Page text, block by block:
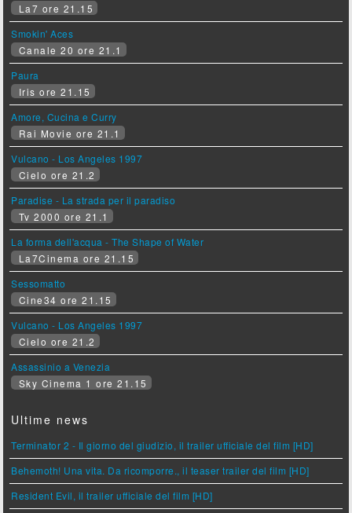
La7 ore 21.15
Smokin' Aces
Canale 20 ore 21.1
Paura
Iris ore 21.15
Amore, Cucina e Curry
Rai Movie ore 21.1
Vulcano - Los Angeles 1997
Cielo ore 21.2
Paradise - La strada per il paradiso
Tv 2000 ore 21.1
La forma dell'acqua - The Shape of Water
La7Cinema ore 21.15
Sessomatto
Cine34 ore 21.15
Vulcano - Los Angeles 1997
Cielo ore 21.2
Assassinio a Venezia
Sky Cinema 1 ore 21.15
Ultime news
Terminator 2 - Il giorno del giudizio, il trailer ufficiale del film [HD]
Behemoth! Una vita. Da ricomporre., il teaser trailer del film [HD]
Resident Evil, il trailer ufficiale del film [HD]